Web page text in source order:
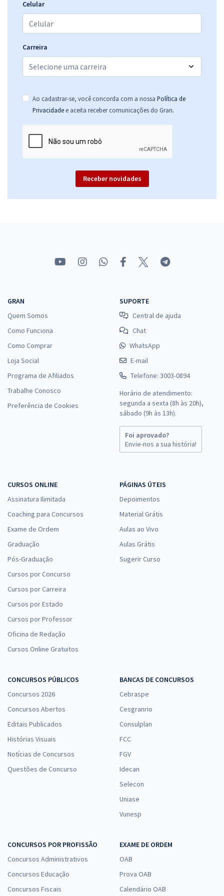
Economize R$ 40,00 (-20%)
Comprar
DETRAN DF - Departamento de Trânsito do DF - Técnico em
32,66
Comprar
Comprar
Celular
Carreira
Ao cadastrar-se, você concorda com a nossa Política de
Privacidade e aceita receber comunicações do Gran.
Receber novidades
GRAN
Quem Somos
Como Funciona
Como Comprar
Loja Social
Programa de Afiliados
Trabalhe Conosco
Preferência de Cookies
SUPORTE
Central de ajuda
Chat
WhatsApp
E-mail
Telefone: 3003-0894
Horário de atendimento:
segunda a sexta (8h às 20h),
sábado (9h às 13h).
Foi aprovado?
Envie-nos a sua história!
CURSOS ONLINE
Assinatura Ilimitada
Coaching para Concursos
Exame de Ordem
Graduação
Pós-Graduação
Cursos por Concurso
Cursos por Carreira
Cursos por Estado
Cursos por Professor
Oficina de Redação
Cursos Online Gratuitos
PÁGINAS ÚTEIS
Depoimentos
Material Grátis
Aulas ao Vivo
Aulas Grátis
Sugerir Curso
CONCURSOS PÚBLICOS
Concursos 2026
Concursos Abertos
Editais Publicados
Histórias Visuais
Notícias de Concursos
Questões de Concurso
BANCAS DE CONCURSOS
Cebraspe
Cesgranrio
Consulplan
FCC
FGV
Idecan
Selecon
Uniase
Vunesp
CONCURSOS POR PROFISSÃO
Concursos Administrativos
Concursos Educação
Concursos Fiscais
EXAME DE ORDEM
OAB
Prova OAB
Calendário OAB